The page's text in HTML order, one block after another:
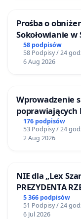
Prośba o
Sokołowianie
58 podpisów
58 Podpisy / 24
6 Aug 2026
Wprowadzenie
poprawiających
Żeromskiego w
176 podpisów
53 Podpisy / 24
2 Aug 2026
NIE dla „Lex
PREZYDENTA
5 366 podpisów
51 Podpisy / 24
6 Jul 2026